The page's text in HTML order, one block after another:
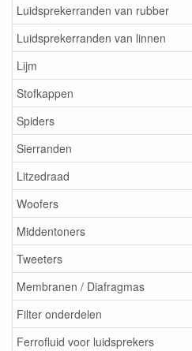
Luidsprekerranden van rubber
Luidsprekerranden van linnen
Lijm
Stofkappen
Spiders
Sierranden
Litzedraad
Woofers
Middentoners
Tweeters
Membranen / Diafragmas
Filter onderdelen
Ferrofluid voor luidsprekers